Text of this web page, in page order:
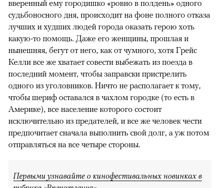
вверенный ему городишко «ровно в полдень» одного
судьбоносного дня, происходит на фоне полного отказа
лучших и худших людей города оказать герою хоть
какую-то помощь. Даже его женщины, прошлая и
нынешняя, бегут от него, как от чумного, хотя Грейс
Келли все же хватает совести выбежать из поезда в
последний момент, чтобы заправски пристрелить
одного из уголовников. Ничто не располагает к тому,
чтобы шериф оставался в чахлом городке (то есть в
Америке), все население которого состоит
исключительно из предателей, и все же человек чести
предпочитает сначала выполнить свой долг, а уж потом
отправляться на все четыре стороны.
Первыми узнавайте о кинофестивальных новинках в